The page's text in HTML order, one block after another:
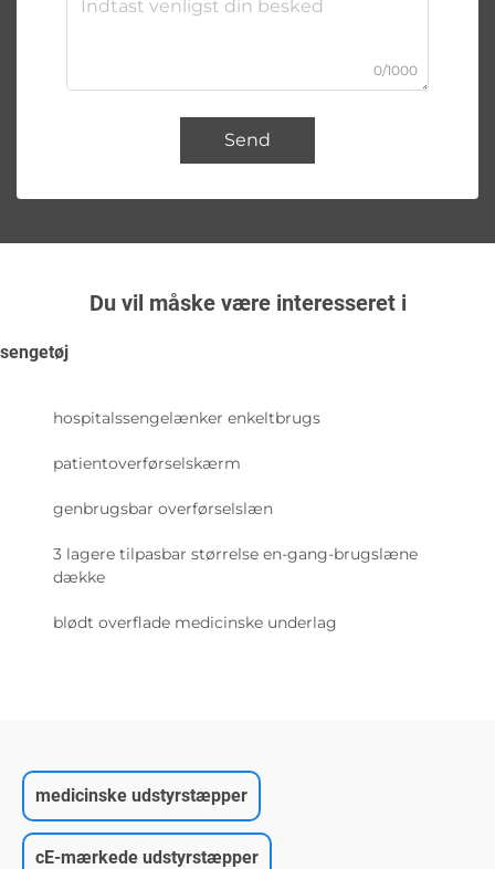
0/1000
Send
Du vil måske være interesseret i
sengetøj
hospitalssengelænker enkeltbrugs
patientoverførselskærm
genbrugsbar overførselslæn
3 lagere tilpasbar størrelse en-gang-brugslæne
dække
blødt overflade medicinske underlag
medicinske udstyrstæpper
cE-mærkede udstyrstæpper